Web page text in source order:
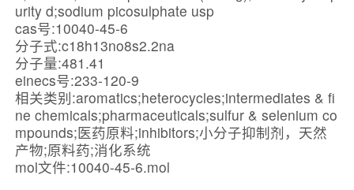
urity d;sodium picosulphate usp
cas号:10040-45-6
分子式:c18h13no8s2.2na
分子量:481.41
einecs号:233-120-9
相关类别:aromatics;heterocycles;intermediates & fi
ne chemicals;pharmaceuticals;sulfur & selenium co
mpounds;医药原料;inhibitors;小分子抑制剂，天然
产物;原料药;消化系统
mol文件:10040-45-6.mol